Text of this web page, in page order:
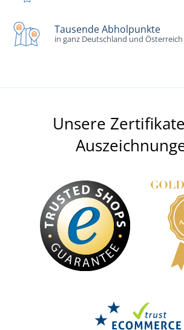
Tausende Abholpunkte
in ganz Deutschland und Österreich
Unsere